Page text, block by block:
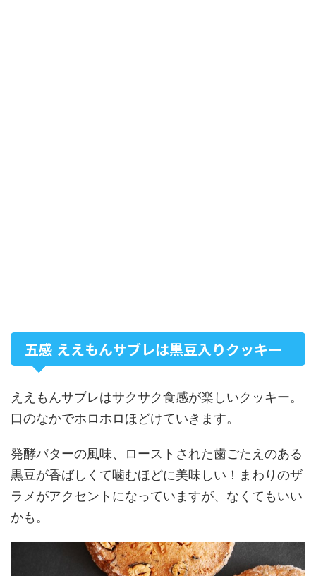
五感 ええもんサブレは黒豆入りクッキー
ええもんサブレはサクサク食感が楽しいクッキー。
口のなかでホロホロほどけていきます。
発酵バターの風味、ローストされた歯ごたえのある
黒豆が香ばしくて噛むほどに美味しい！まわりのザ
ラメがアクセントになっていますが、なくてもいい
かも。